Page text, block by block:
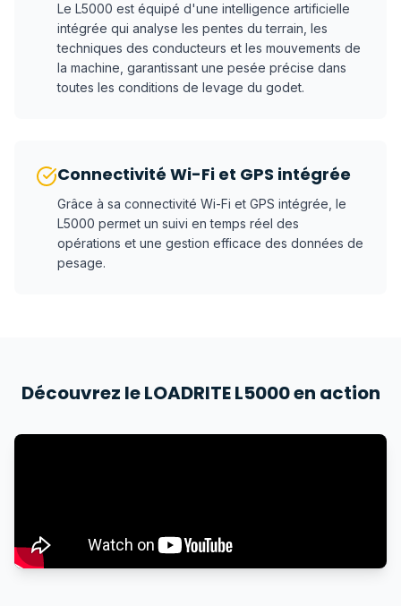
Le L5000 est équipé d'une intelligence artificielle
intégrée qui analyse les pentes du terrain, les
techniques des conducteurs et les mouvements de
la machine, garantissant une pesée précise dans
toutes les conditions de levage du godet.
Connectivité Wi-Fi et GPS intégrée
Grâce à sa connectivité Wi-Fi et GPS intégrée, le
L5000 permet un suivi en temps réel des
opérations et une gestion efficace des données de
pesage.
Découvrez le LOADRITE L5000 en action